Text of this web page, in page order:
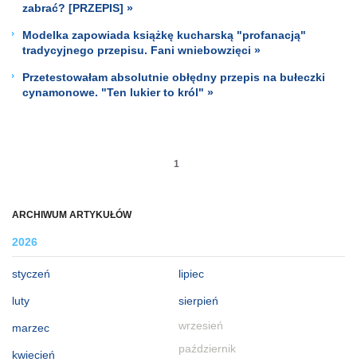
ARCHIWUM ARTYKUŁÓW
2026
styczeń
luty
marzec
kwiecień
lipiec
sierpień
wrzesień
październik
zabrać? [PRZEPIS] »
Modelka zapowiada książkę kucharską "profanacją"
tradycyjnego przepisu. Fani wniebowzięci »
Przetestowałam absolutnie obłędny przepis na bułeczki
cynamonowe. "Ten lukier to król" »
1